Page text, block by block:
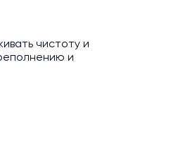
чистоту и
и